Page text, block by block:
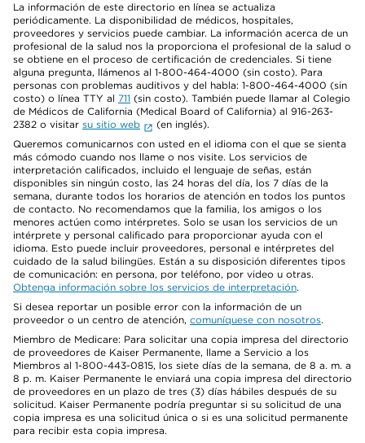
La información de este directorio en línea se actualiza
periódicamente. La disponibilidad de médicos, hospitales,
proveedores y servicios puede cambiar. La información acerca de un
profesional de la salud nos la proporciona el profesional de la salud o
se obtiene en el proceso de certificación de credenciales. Si tiene
alguna pregunta, llámenos al 1-800-464-4000 (sin costo). Para
personas con problemas auditivos y del habla: 1-800-464-4000 (sin
costo) o línea TTY al 711 (sin costo). También puede llamar al Colegio
de Médicos de California (Medical Board of California) al 916-263-
2382 o visitar su sitio web
(en inglés).
Queremos comunicarnos con usted en el idioma con el que se sienta
más cómodo cuando nos llame o nos visite. Los servicios de
interpretación calificados, incluido el lenguaje de señas, están
disponibles sin ningún costo, las 24 horas del día, los 7 días de la
semana, durante todos los horarios de atención en todos los puntos
de contacto. No recomendamos que la familia, los amigos o los
menores actúen como intérpretes. Solo se usan los servicios de un
intérprete y personal calificado para proporcionar ayuda con el
idioma. Esto puede incluir proveedores, personal e intérpretes del
cuidado de la salud bilingües. Están a su disposición diferentes tipos
de comunicación: en persona, por teléfono, por video u otras.
Obtenga información sobre los servicios de interpretación.
Si desea reportar un posible error con la información de un
proveedor o un centro de atención, comuníquese con nosotros.
Miembro de Medicare: Para solicitar una copia impresa del directorio
de proveedores de Kaiser Permanente, llame a Servicio a los
Miembros al 1-800-443-0815, los siete días de la semana, de 8 a. m. a
8 p. m. Kaiser Permanente le enviará una copia impresa del directorio
de proveedores en un plazo de tres (3) días hábiles después de su
solicitud. Kaiser Permanente podría preguntar si su solicitud de una
copia impresa es una solicitud única o si es una solicitud permanente
para recibir esta copia impresa.